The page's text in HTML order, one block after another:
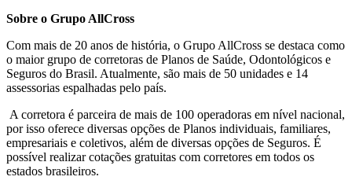
Sobre o Grupo AllCross
Com mais de 20 anos de história, o Grupo AllCross se destaca como
o maior grupo de corretoras de Planos de Saúde, Odontológicos e
Seguros do Brasil. Atualmente, são mais de 50 unidades e 14
assessorias espalhadas pelo país.
A corretora é parceira de mais de 100 operadoras em nível nacional,
por isso oferece diversas opções de Planos individuais, familiares,
empresariais e coletivos, além de diversas opções de Seguros. É
possível realizar cotações gratuitas com corretores em todos os
estados brasileiros.